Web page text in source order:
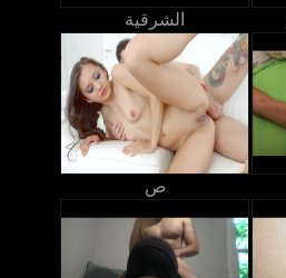
الشرقية
ص